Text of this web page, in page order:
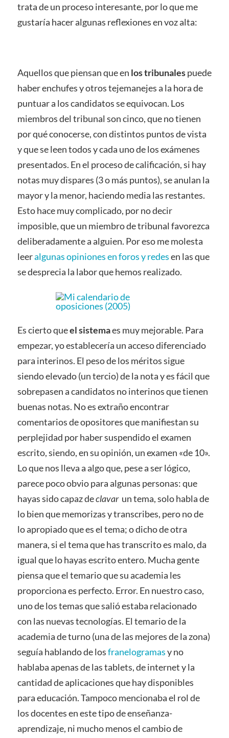
trata de un proceso interesante, por lo que me
gustaría hacer algunas reflexiones en voz alta:
Aquellos que piensan que en los tribunalespuede
haber enchufes y otros tejemanejes a la hora de
puntuar a los candidatos se equivocan. Los
miembros del tribunal son cinco, que no tienen
por qué conocerse, con distintos puntos de vista
y que se leen todos y cada uno de los exámenes
presentados. En el proceso de calificación, si hay
notas muy dispares (3 o más puntos), se anulan la
mayor y la menor, haciendo media las restantes.
Esto hace muy complicado, por no decir
imposible, que un miembro de tribunal favorezca
deliberadamente a alguien. Por eso me molesta
leeralgunas opiniones en foros y redesen las que
se desprecia la labor que hemos realizado.
Es cierto queel sistemaes muy mejorable. Para
empezar, yo establecería un acceso diferenciado
para interinos. El peso de los méritos sigue
siendo elevado (un tercio) de la nota y es fácil que
sobrepasen a candidatos no interinos que tienen
buenas notas. No es extraño encontrar
comentarios de opositores que manifiestan su
perplejidad por haber suspendido el examen
escrito, siendo, en su opinión, un examen «de 10».
Lo que nos lleva a algo que, pese a ser lógico,
parece poco obvio para algunas personas: que
hayas sido capaz declavarun tema, solo habla de
lo bien que memorizas y transcribes, pero no de
lo apropiado que es el tema; o dicho de otra
manera, si el tema que has transcrito es malo, da
igual que lo hayas escrito entero. Mucha gente
piensa que el temario que su academia les
proporciona es perfecto. Error. En nuestro caso,
uno de los temas que salió estaba relacionado
con las nuevas tecnologías. El temario de la
academia de turno (una de las mejores de la zona)
seguía hablando de losfranelogramasy no
hablaba apenas de las tablets, de internet y la
cantidad de aplicaciones que hay disponibles
para educación. Tampoco mencionaba el rol de
los docentes en este tipo de enseñanza-
aprendizaje, ni mucho menos el cambio de